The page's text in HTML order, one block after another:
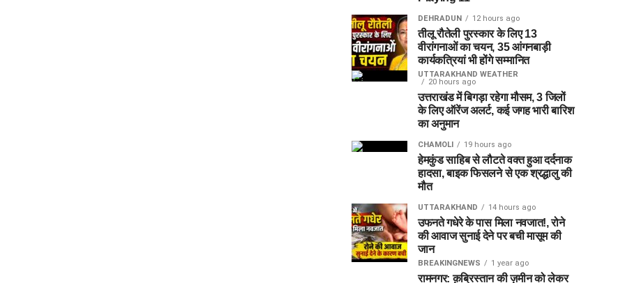
DEHRADUN 12 hours ago
तीलू रौतेली पुरस्कार के लिए 13
वीरांगनाओं का चयन, 35 आंगनबाड़ी
कार्यकत्रियां भी होंगे सम्मानित
UTTARAKHAND WEATHER
20 hours ago
उत्तराखंड में बिगड़ा रहेगा मौसम, 3 जिलों
के लिए ऑरेंज अलर्ट, कई जगह भारी बारिश
का अनुमान
CHAMOLI 19 hours ago
हेमकुंड साहिब से लौटते वक्त हुआ दर्दनाक
हादसा, बाइक फिसलने से एक श्रद्धालु की
मौत
UTTARAKHAND 14 hours ago
उफनते गधेरे के पास मिला नवजात!, रोने
की आवाज सुनाई देने पर बची मासूम की
जान
BREAKINGNEWS 1 year ago
रामनगर: क़ब्रिस्तान की ज़मीन को लेकर